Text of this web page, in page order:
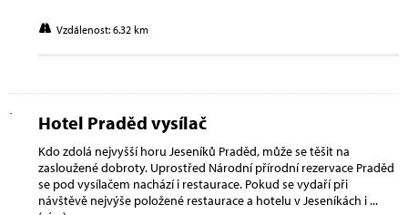
Vzdálenost: 6.32 km
Hotel Praděd vysílač
Kdo zdolá nejvyšší horu Jeseníků Praděd, může se těšit na
zasloužené dobroty. Uprostřed Národní přírodní rezervace Praděd
se pod vysílačem nachází i restaurace. Pokud se vydaří při
návštěvě nejvýše položené restaurace a hotelu v Jeseníkách i...